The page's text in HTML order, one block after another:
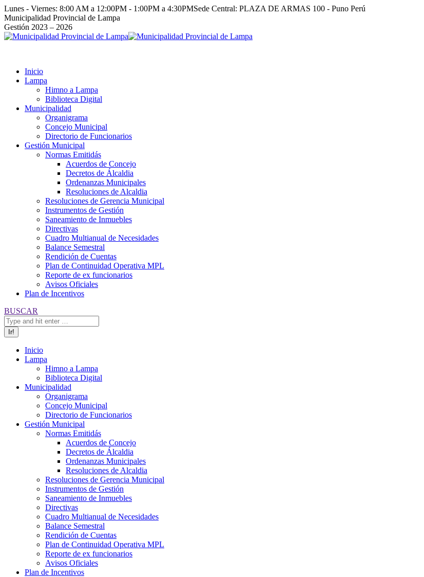
Saltar
al
contenido
Lunes - Viernes: 8:00 AM a 12:00PM - 1:00PM a 4:30PMSede Central: PLAZA DE ARMAS 100 - Puno Perú
Facebook
page
opens
Instagram
page
opens
YouTube
page
opens
Twitter
page
opens
Municipalidad Provincial de Lampa
Gestión 2023 – 2026
Inicio
Lampa
Himno a Lampa
Biblioteca Digital
Municipalidad
Organigrama
Concejo Municipal
Directorio de Funcionarios
Gestión Municipal
Normas Emitidás
Acuerdos de Concejo
Decretos de Álcaldia
Ordenanzas Municipales
Resoluciones de Alcaldia
Resoluciones de Gerencia Municipal
Instrumentos de Gestión
Saneamiento de Inmuebles
Directivas
Cuadro Multianual de Necesidades
Balance Semestral
Rendición de Cuentas
Plan de Continuidad Operativa MPL
Reporte de ex funcionarios
Avisos Oficiales
Plan de Incentivos
Buscar:
BUSCAR
Inicio
Lampa
Himno a Lampa
Biblioteca Digital
Municipalidad
Organigrama
Concejo Municipal
Directorio de Funcionarios
Gestión Municipal
Normas Emitidás
Acuerdos de Concejo
Decretos de Álcaldia
Ordenanzas Municipales
Resoluciones de Alcaldia
Resoluciones de Gerencia Municipal
Instrumentos de Gestión
Saneamiento de Inmuebles
Directivas
Cuadro Multianual de Necesidades
Balance Semestral
Rendición de Cuentas
Plan de Continuidad Operativa MPL
Reporte de ex funcionarios
Avisos Oficiales
Plan de Incentivos